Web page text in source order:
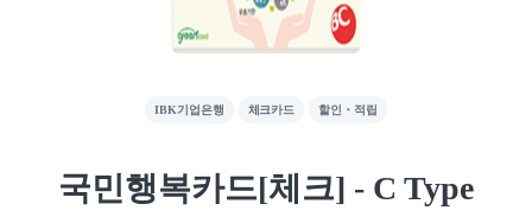
IBK기업은행 체크카드 할인・적립
국민행복카드[체크] - C Type